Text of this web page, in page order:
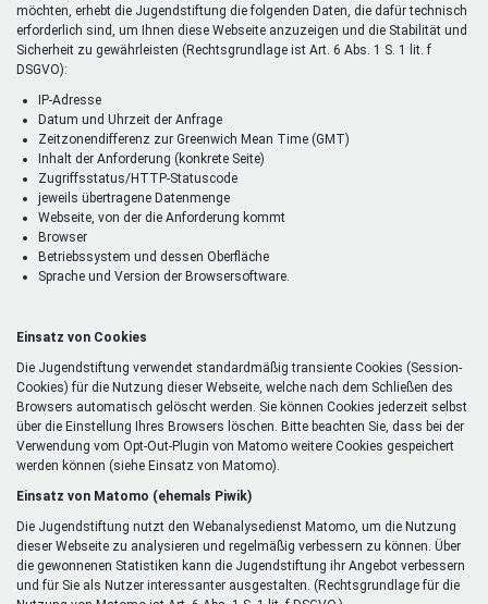
möchten, erhebt die Jugendstiftung die folgenden Daten, die dafür technisch
erforderlich sind, um Ihnen diese Webseite anzuzeigen und die Stabilität und
Sicherheit zu gewährleisten (Rechtsgrundlage ist Art. 6 Abs. 1 S. 1 lit. f
DSGVO):
IP-Adresse
Datum und Uhrzeit der Anfrage
Zeitzonendifferenz zur Greenwich Mean Time (GMT)
Inhalt der Anforderung (konkrete Seite)
Zugriffsstatus/HTTP-Statuscode
jeweils übertragene Datenmenge
Webseite, von der die Anforderung kommt
Browser
Betriebssystem und dessen Oberfläche
Sprache und Version der Browsersoftware.
Einsatz von Cookies
Die Jugendstiftung verwendet standardmäßig transiente Cookies (Session-
Cookies) für die Nutzung dieser Webseite, welche nach dem Schließen des
Browsers automatisch gelöscht werden. Sie können Cookies jederzeit selbst
über die Einstellung Ihres Browsers löschen. Bitte beachten Sie, dass bei der
Verwendung vom Opt-Out-Plugin von Matomo weitere Cookies gespeichert
werden können (siehe Einsatz von Matomo).
Einsatz von Matomo (ehemals Piwik)
Die Jugendstiftung nutzt den Webanalysedienst Matomo, um die Nutzung
dieser Webseite zu analysieren und regelmäßig verbessern zu können. Über
die gewonnenen Statistiken kann die Jugendstiftung ihr Angebot verbessern
und für Sie als Nutzer interessanter ausgestalten. (Rechtsgrundlage für die